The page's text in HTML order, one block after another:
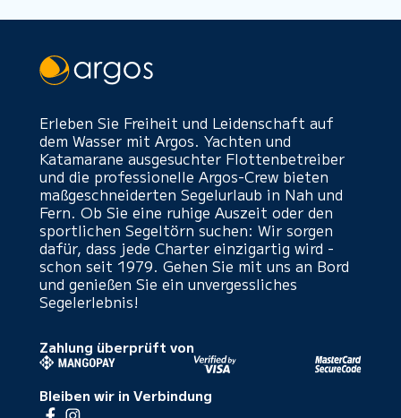
Erleben Sie Freiheit und Leidenschaft auf
dem Wasser mit Argos. Yachten und
Katamarane ausgesuchter Flottenbetreiber
und die professionelle Argos-Crew bieten
maßgeschneiderten Segelurlaub in Nah und
Fern. Ob Sie eine ruhige Auszeit oder den
sportlichen Segeltörn suchen: Wir sorgen
dafür, dass jede Charter einzigartig wird -
schon seit 1979. Gehen Sie mit uns an Bord
und genießen Sie ein unvergessliches
Segelerlebnis!
Zahlung überprüft von
Bleiben wir in Verbindung